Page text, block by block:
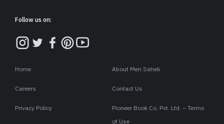
Follow us on:
Home About Meri Saheli
Careers Contact Us
Privacy Policy
Pioneer Book Co. Pvt. Ltd. – Terms
of Use